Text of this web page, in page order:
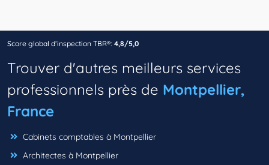
Score global d’inspection TBR®: 4,8/5,0
Trouver d'autres meilleurs services
professionnels près de Montpellier,
France
Cabinets comptables à Montpellier
Architectes à Montpellier